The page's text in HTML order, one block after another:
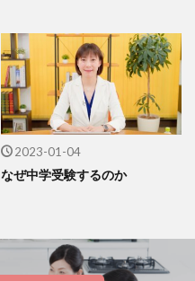
2023-01-04
なぜ中学受験するのか